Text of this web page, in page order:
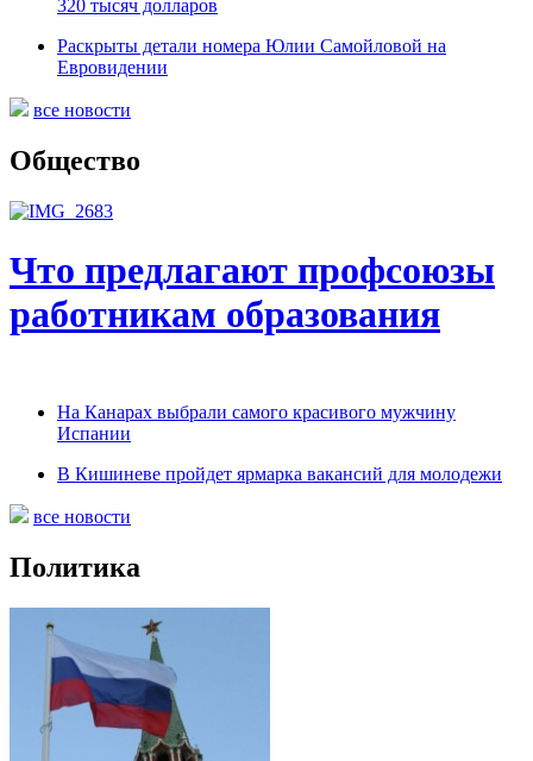
320 тысяч долларов
Раскрыты детали номера Юлии Самойловой на
Евровидении
все новости
Общество
Что предлагают профсоюзы
работникам образования
На Канарах выбрали самого красивого мужчину
Испании
В Кишиневе пройдет ярмарка вакансий для молодежи
все новости
Политика